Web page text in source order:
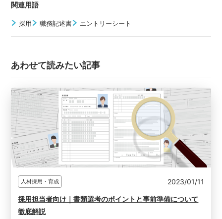
関連用語
採用 職務記述書 エントリーシート
あわせて読みたい記事
人材採用・育成 2023/01/11
採用担当者向け｜書類選考のポイントと事前準備について
徹底解説